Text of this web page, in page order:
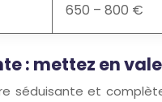
650 – 800 €
: mettez en
séduisante et